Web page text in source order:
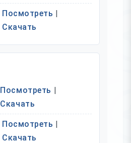
Посмотреть |
Скачать
Посмотреть |
Скачать
Посмотреть |
Скачать